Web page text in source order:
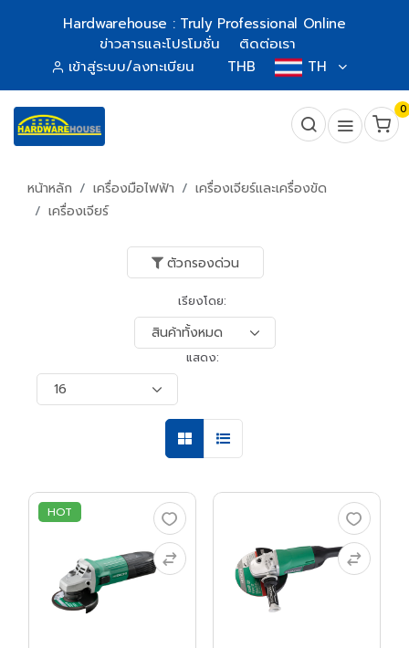
Hardwarehouse : Truly Professional Online
ข่าวสารและโปรโมชั่น
ติดต่อเรา
เข้าสู่ระบบ/ลงทะเบียน
THB TH
0
หน้าหลัก เครื่องมือไฟฟ้า
เครื่องเจียร์และเครื่องขัด
เครื่องเจียร์
ตัวกรองด่วน
เรียงโดย:
แสดง:
HOT